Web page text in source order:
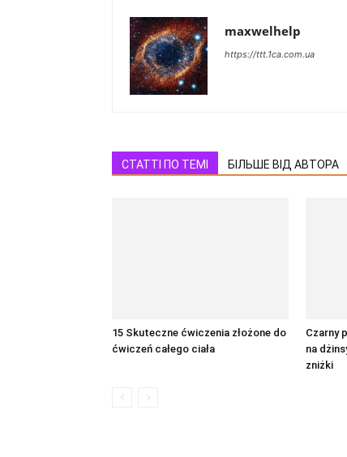
maxwelhelp
https://ttt.1ca.com.ua
СТАТТІ ПО ТЕМІ БІЛЬШЕ ВІД АВТОРА
15 Skuteczne ćwiczenia złożone do
ćwiczeń całego ciała
Czarny
na
zniżki